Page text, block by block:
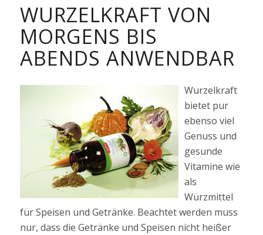
WURZELKRAFT VON
MORGENS BIS
ABENDS ANWENDBAR
Wurzelkraft
bietet pur
ebenso viel
Genuss und
gesunde
Vitamine wie
als
Würzmittel
für Speisen und Getränke. Beachtet werden muss
nur, dass die Getränke und Speisen nicht heißer